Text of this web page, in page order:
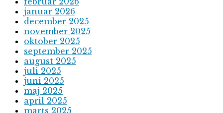
januar 2026
december 2025
november 2025
oktober 2025
september 2025
august 2025
juli 2025
juni 2025
maj 2025
april 2025
marts 2025